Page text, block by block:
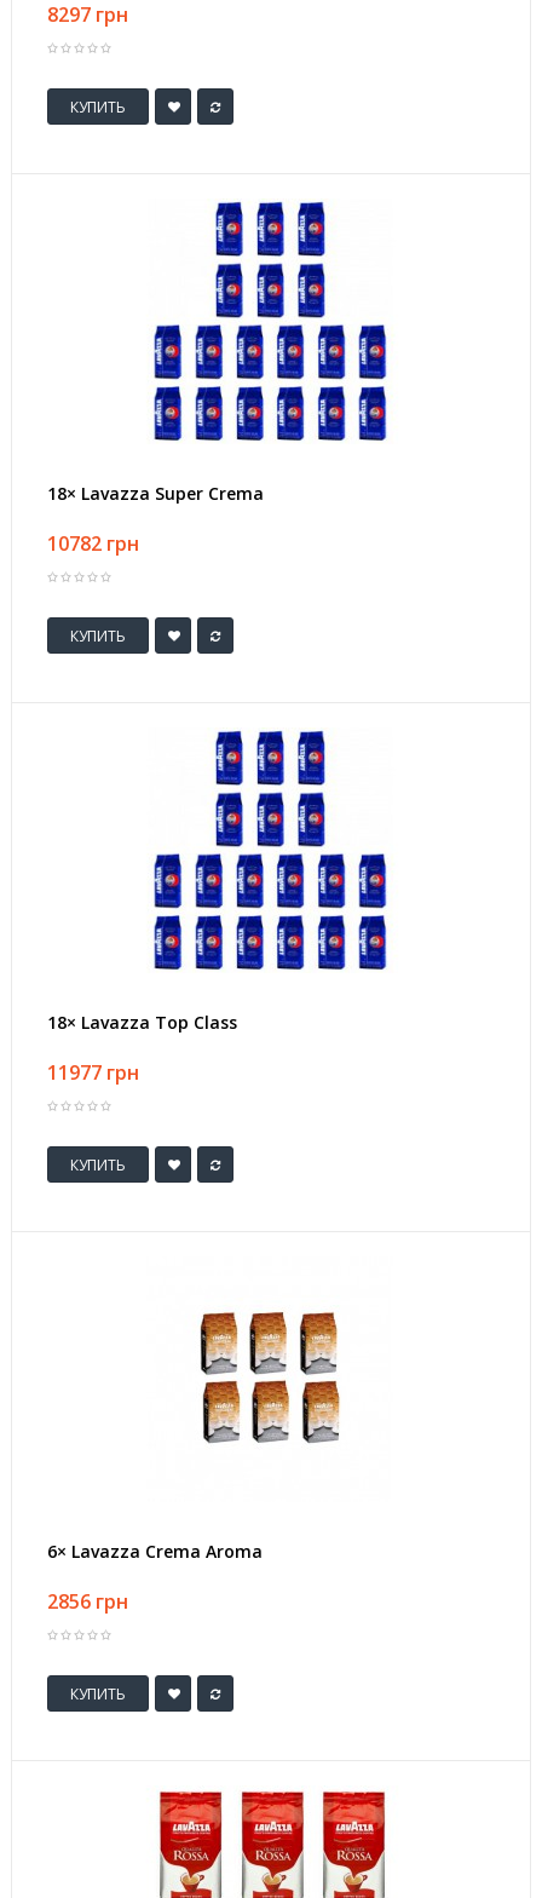
8297 грн
КУПИТЬ
18× Lavazza Super Crema
10782 грн
КУПИТЬ
18× Lavazza Top Class
11977 грн
КУПИТЬ
6× Lavazza Crema Aroma
2856 грн
КУПИТЬ